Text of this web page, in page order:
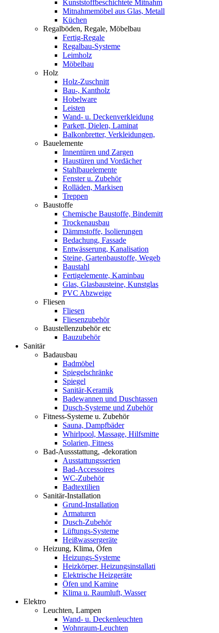
Kunststoffbeschichtete Mitnahm
Mitnahmemöbel aus Glas, Metall
Küchen
Regalböden, Regale, Möbelbau
Fertig-Regale
Regalbau-Systeme
Leimholz
Möbelbau
Holz
Holz-Zuschnitt
Bau-, Kantholz
Hobelware
Leisten
Wand- u. Deckenverkleidung
Parkett, Dielen, Laminat
Balkonbretter, Verkleidungen,
Bauelemente
Innentüren und Zargen
Haustüren und Vordächer
Stahlbauelemente
Fenster u. Zubehör
Rolläden, Markisen
Treppen
Baustoffe
Chemische Baustoffe, Bindemitt
Trockenausbau
Dämmstoffe, Isolierungen
Bedachung, Fassade
Entwässerung, Kanalisation
Steine, Gartenbaustoffe, Wegeb
Baustahl
Fertigelemente, Kaminbau
Glas, Glasbausteine, Kunstglas
PVC Abzweige
Fliesen
Fliesen
Fliesenzubehör
Baustellenzubehör etc
Bauzubehör
Sanitär
Badausbau
Badmöbel
Spiegelschränke
Spiegel
Sanitär-Keramik
Badewannen und Duschtassen
Dusch-Systeme und Zubehör
Fitness-Systeme u. Zubehör
Sauna, Dampfbäder
Whirlpool, Massage, Hilfsmitte
Solarien, Fitness
Bad-Aussstattung, -dekoration
Ausstattungsserien
Bad-Accessoires
WC-Zubehör
Badtextilien
Sanitär-Installation
Grund-Installation
Armaturen
Dusch-Zubehör
Lüftungs-Systeme
Heißwassergeräte
Heizung, Klima, Öfen
Heizungs-Systeme
Heizkörper, Heizungsinstallati
Elektrische Heizgeräte
Öfen und Kamine
Klima u. Raumluft, Wasser
Elektro
Leuchten, Lampen
Wand- u. Deckenleuchten
Wohnraum-Leuchten